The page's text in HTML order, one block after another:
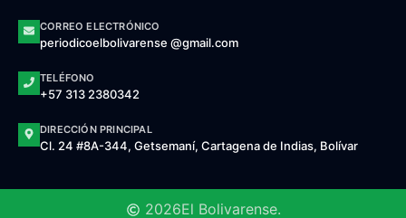
CORREO ELECTRÓNICO
periodicoelbolivarense @gmail.com
TELÉFONO
+57 313 2380342
DIRECCIÓN PRINCIPAL
Cl. 24 #8A-344, Getsemaní, Cartagena de Indias, Bolívar
2026El Bolivarense.